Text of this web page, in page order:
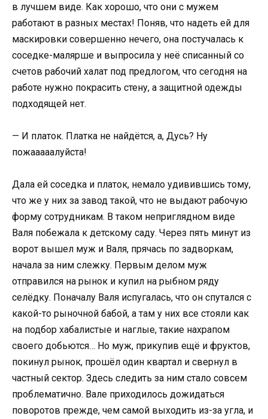
в лучшем виде. Как хорошо, что они с мужем
работают в разных местах! Поняв, что надеть ей для
маскировки совершенно нечего, она постучалась к
соседке-малярше и выпросила у неё списанный со
счетов рабочий халат под предлогом, что сегодня на
работе нужно покрасить стену, а защитной одежды
подходящей нет.
— И платок. Платка не найдётся, а, Дусь? Ну
пожааааалуйста!
Дала ей соседка и платок, немало удивившись тому,
что же у них за завод такой, что не выдают рабочую
форму сотрудникам. В таком неприглядном виде
Валя побежала к детскому саду. Через пять минут из
ворот вышел муж и Валя, прячась по задворкам,
начала за ним слежку. Первым делом муж
отправился на рынок и купил на рыбном ряду
селёдку. Поначалу Валя испугалась, что он спутался с
какой-то рыночной бабой, а там у них все стояли как
на подбор хабалистые и наглые, такие нахрапом
своего добьются… Но муж, прикупив ещё и фруктов,
покинул рынок, прошёл один квартал и свернул в
частный сектор. Здесь следить за ним стало совсем
проблематично. Вале приходилось дожидаться
поворотов прежде, чем самой выходить из-за угла, и